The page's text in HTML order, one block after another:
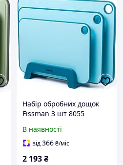
Набір обробних дощок
Fissman 3 шт 8055
В наявності
від366₴/міс
2 193₴